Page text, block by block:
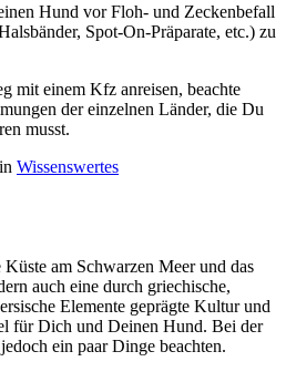
Hund vor Floh- und Zeckenbefall
Spot‑On-Präparate, etc.) zu
mit einem Kfz anreisen, beachte
der einzelnen Länder, die Du
musst.
Wissenswertes
am Schwarzen Meer und das
auch eine durch griechische,
Elemente geprägte Kultur und
für Dich und Deinen Hund. Bei der
ein paar Dinge beachten.